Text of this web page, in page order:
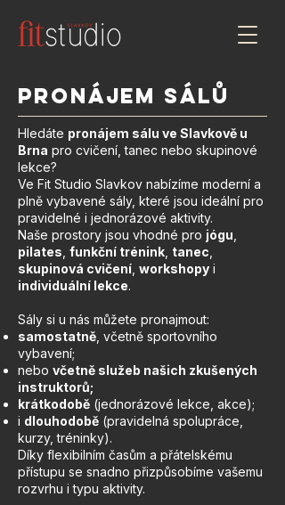
Pronájem sálů
Hledáte pronájem sálu ve Slavkově u
Brna pro cvičení, tanec nebo skupinové
lekce?
Ve Fit Studio Slavkov nabízíme moderní a
plně vybavené sály, které jsou ideální pro
pravidelné i jednorázové aktivity.
Naše prostory jsou vhodné pro jógu
pilates funkční trénink tanec
skupinová cvičení workshopy i
individuální lekce.
Sály si u nás můžete pronajmout:
samostatně , včetně sportovního
vybavení;
nebo včetně služeb našich zkušených
instruktorů;
krátkodobě (jednorázové lekce, akce);
i dlouhodobě (pravidelná spolupráce,
kurzy, tréninky).
Díky flexibilním časům a přátelskému
přístupu se snadno přizpůsobíme vašemu
rozvrhu i typu aktivity.